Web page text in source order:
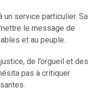
un service particulier. Sa
le message de
et au peuple.
de l’orgueil et des
pas à critiquer